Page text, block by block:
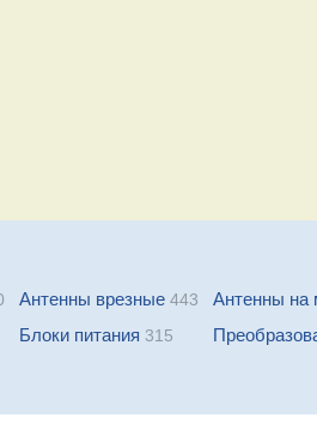
Антенны врезные443 Антенны на
Блоки питания 315